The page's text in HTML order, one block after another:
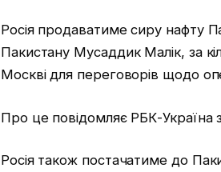
Росія продаватиме сиру нафту
Пакистану Мусаддик Малік, за
Москві для переговорів щодо
Про це повідомляє РБК-Україна
Росія також постачатиме до